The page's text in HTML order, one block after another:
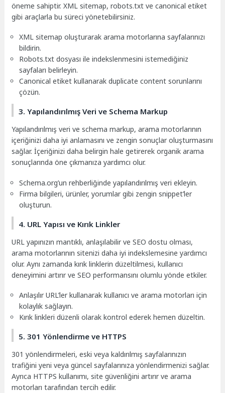
öneme sahiptir. XML sitemap, robots.txt ve canonical etiket
gibi araçlarla bu süreci yönetebilirsiniz.
XML sitemap oluşturarak arama motorlarına sayfalarınızı
bildirin.
Robots.txt dosyası ile indekslenmesini istemediğiniz
sayfaları belirleyin.
Canonical etiket kullanarak duplicate content sorunlarını
çözün.
3. Yapılandırılmış Veri ve Schema Markup
Yapılandırılmış veri ve schema markup, arama motorlarının
içeriğinizi daha iyi anlamasını ve zengin sonuçlar oluşturmasını
sağlar. İçeriğinizi daha belirgin hale getirerek organik arama
sonuçlarında öne çıkmanıza yardımcı olur.
Schema.org’un rehberliğinde yapılandırılmış veri ekleyin.
Firma bilgileri, ürünler, yorumlar gibi zengin snippet’ler
oluşturun.
4. URL Yapısı ve Kırık Linkler
URL yapınızın mantıklı, anlaşılabilir ve SEO dostu olması,
arama motorlarının sitenizi daha iyi indekslemesine yardımcı
olur. Aynı zamanda kırık linklerin düzeltilmesi, kullanıcı
deneyimini artırır ve SEO performansını olumlu yönde etkiler.
Anlaşılır URL’ler kullanarak kullanıcı ve arama motorları için
kolaylık sağlayın.
Kırık linkleri düzenli olarak kontrol ederek hemen düzeltin.
5. 301 Yönlendirme ve HTTPS
301 yönlendirmeleri, eski veya kaldırılmış sayfalarınızın
trafiğini yeni veya güncel sayfalarınıza yönlendirmenizi sağlar.
Ayrıca HTTPS kullanımı, site güvenliğini artırır ve arama
motorları tarafından tercih edilir.